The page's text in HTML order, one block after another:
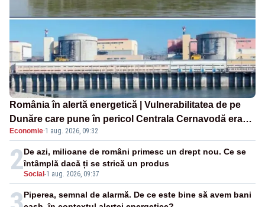
România în alertă energetică | Vulnerabilitatea de pe
Dunăre care pune în pericol Centrala Cernavodă era
cunoscută de pe vremea lui Ceaușescu
Economie·1 aug. 2026, 09:32
2Social -1 aug. 2026, 09:37
De azi, milioane de români primesc un drept nou. Ce se
întâmplă dacă ți se strică un produs
Piperea, semnal de alarmă. De ce este bine să avem bani